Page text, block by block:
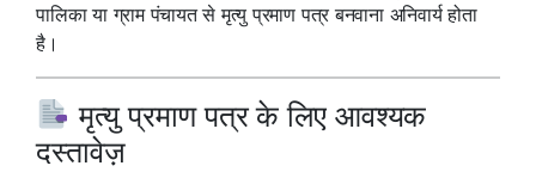
पालिका या ग्राम पंचायत से मृत्यु प्रमाण पत्र बनवाना अनिवार्य होता
है।
मृत्यु प्रमाण पत्र के लिए आवश्यक
दस्तावेज़